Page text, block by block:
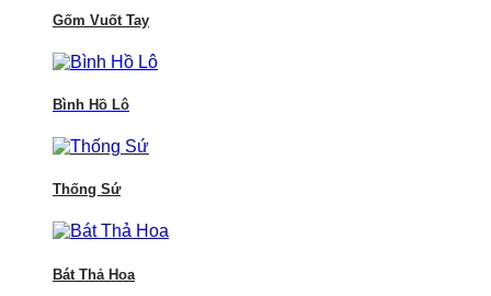
Gốm Vuốt Tay
Bình Hồ Lô
Thống Sứ
Bát Thả Hoa